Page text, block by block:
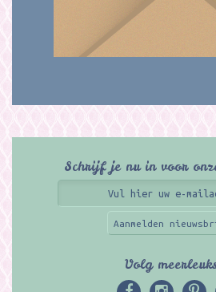
Schrijf je nu in voor
Aanmelden
Volg